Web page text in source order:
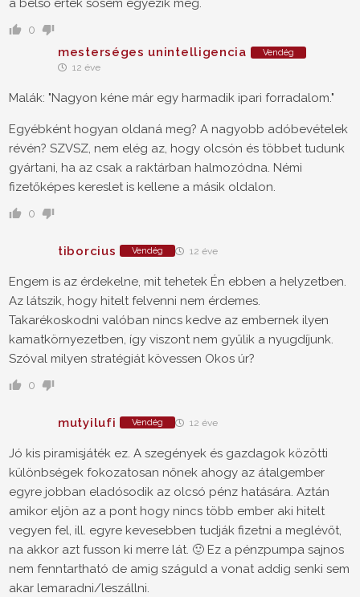
a belső érték sosem egyezik meg.
0
mesterséges unintelligencia Vendég
12 éve
Malák: "Nagyon kéne már egy harmadik ipari forradalom."
Egyébként hogyan oldaná meg? A nagyobb adóbevételek
révén? SZVSZ, nem elég az, hogy olcsón és többet tudunk
gyártani, ha az csak a raktárban halmozódna. Némi
fizetőképes kereslet is kellene a másik oldalon.
0
tiborcius Vendég 12 éve
Engem is az érdekelne, mit tehetek Én ebben a helyzetben.
Az látszik, hogy hitelt felvenni nem érdemes.
Takarékoskodni valóban nincs kedve az embernek ilyen
kamatkörnyezetben, így viszont nem gyűlik a nyugdíjunk.
Szóval milyen stratégiát kövessen Okos úr?
0
mutyilufi Vendég 12 éve
Jó kis piramisjáték ez. A szegények és gazdagok közötti
különbségek fokozatosan nőnek ahogy az átalgember
egyre jobban eladósodik az olcsó pénz hatására. Aztán
amikor eljön az a pont hogy nincs több ember aki hitelt
vegyen fel, ill. egyre kevesebben tudják fizetni a meglévőt,
na akkor azt fusson ki merre lát. 🙂 Ez a pénzpumpa sajnos
nem fenntartható de amig száguld a vonat addig senki sem
akar lemaradni/leszállni.